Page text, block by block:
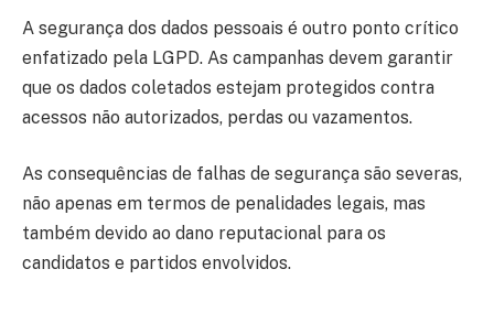
A segurança dos dados pessoais é outro ponto crítico
enfatizado pela LGPD. As campanhas devem garantir
que os dados coletados estejam protegidos contra
acessos não autorizados, perdas ou vazamentos.
As consequências de falhas de segurança são severas,
não apenas em termos de penalidades legais, mas
também devido ao dano reputacional para os
candidatos e partidos envolvidos.